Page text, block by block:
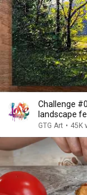
Challenge
landscape
GTG Art • 45K